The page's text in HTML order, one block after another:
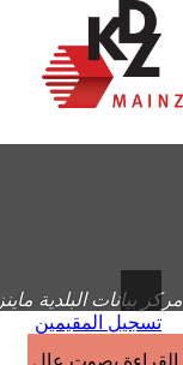
الانتقال إلى المحتوى
إلى
الصفحة
الرئيسية
مركز بيانات البلدية ماينز
تسجيل المقيمين
القراءة بصوت عالٍ